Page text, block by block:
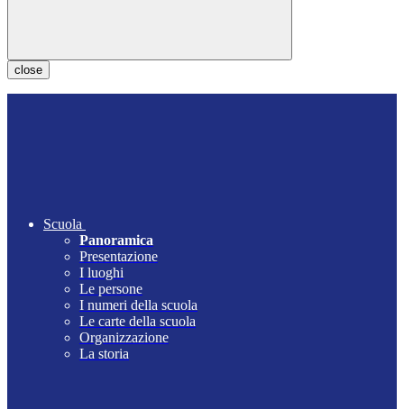
close
Scuola
Panoramica
Presentazione
I luoghi
Le persone
I numeri della scuola
Le carte della scuola
Organizzazione
La storia